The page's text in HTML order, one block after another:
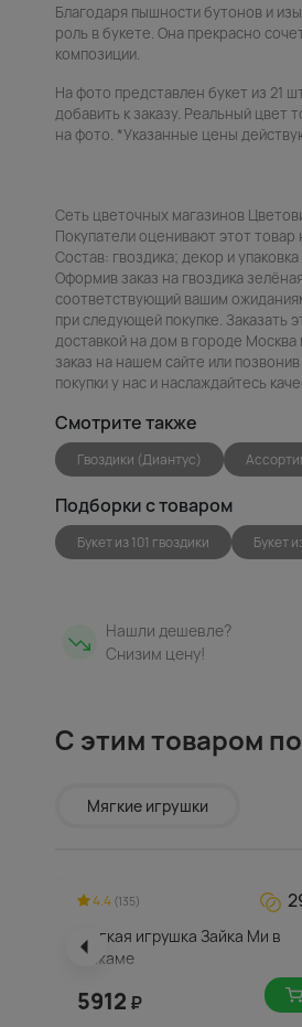
Благодаря пышности бутонов и
роль в букете. Она прекрасно
композиции.
На фото представлен букет из 21
добавить к заказу. Реальный цвет
на фото. *Указанные цены
Сеть цветочных магазинов
Покупатели оценивают этот товар
Состав: гвоздика; декор и
Оформив заказ на гвоздика
соответствующий вашим
при следующей покупке. Заказать
доставкой на дом в городе
заказ на нашем сайте или
покупки у нас и наслаждайтесь
Смотрите также
Гвоздики (Диантус)
Подборки с товаром
Букет из 101 гвоздики Букет
Нашли дешевле?
Снизим цену!
С этим товаром
Мягкие игрушки
4.4 (135)
Мягкая игрушка Зайка Ми в
пижаме
5912 ₽